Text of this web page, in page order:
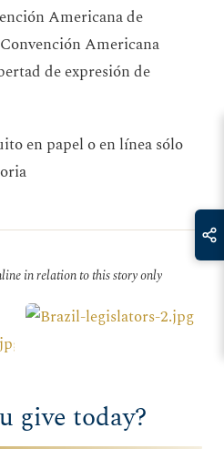
Americana de
Americana
de expresión de
en papel o en línea sólo
in relation to this story only
give today?